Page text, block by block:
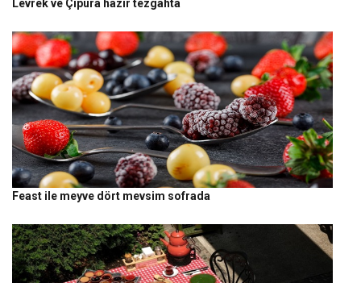
Levrek ve Çipura hazır tezgahta
Feast ile meyve dört mevsim sofrada